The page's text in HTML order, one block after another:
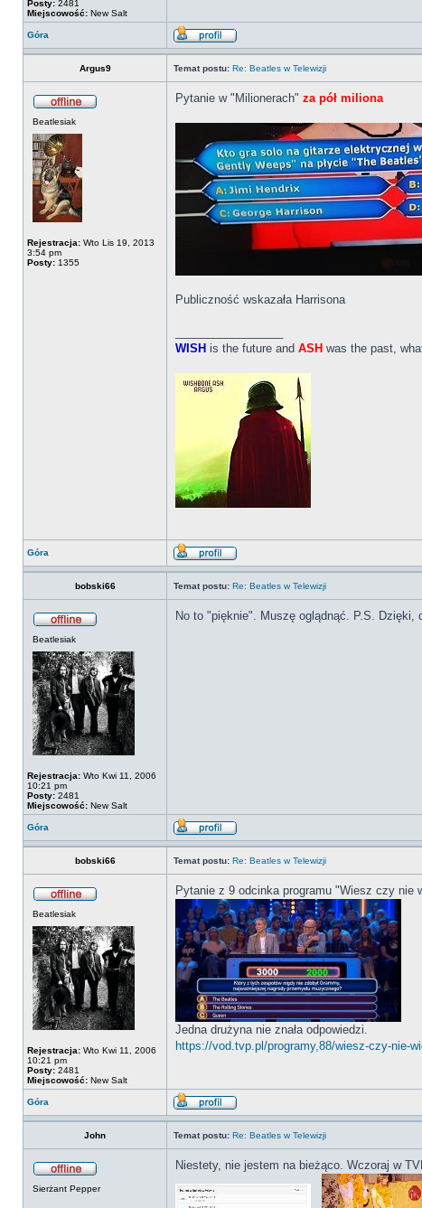
Posty: 2481
Miejscowość: New Salt
Góra
Argus9 Temat postu: Re: Beatles w Telewizji
Beatlesiak
Rejestracja: Wto Lis 19, 2013
3:54 pm
Posty: 1355
Pytanie w "Milionerach" za pół miliona
Publiczność wskazała Harrisona
WISH is the future and ASH was the past,
Góra
bobski66 Temat postu: Re: Beatles w Telewizji
Beatlesiak
Rejestracja: Wto Kwi 11, 2006
10:21 pm
Posty: 2481
Miejscowość: New Salt
No to "pięknie". Muszę oglądnąć. P.S. Dzięki,
Góra
bobski66 Temat postu: Re: Beatles w Telewizji
Beatlesiak
Rejestracja: Wto Kwi 11, 2006
10:21 pm
Posty: 2481
Miejscowość: New Salt
Pytanie z 9 odcinka programu "Wiesz czy nie
Jedna drużyna nie znała odpowiedzi.
https://vod.tvp.pl/programy,88/wiesz-czy-nie-
Góra
John Temat postu: Re: Beatles w Telewizji
Sierżant Pepper
Niestety, nie jestem na bieżąco. Wczoraj w